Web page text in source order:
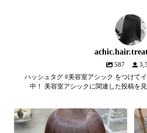
587
ハッシュタグ #美容室アシック をつけて
中！ 美容室アシックに関連した投稿を